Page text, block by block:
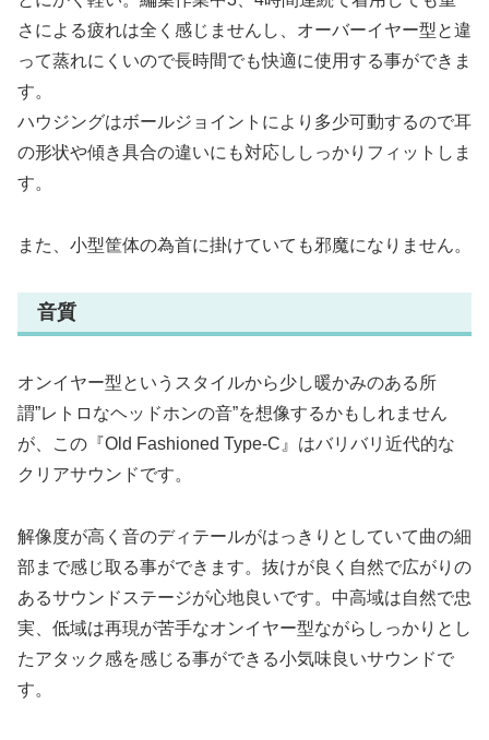
さによる疲れは全く感じませんし、オーバーイヤー型と違
って蒸れにくいので長時間でも快適に使用する事ができま
す。
ハウジングはボールジョイントにより多少可動するので耳
の形状や傾き具合の違いにも対応ししっかりフィットしま
す。
また、小型筐体の為首に掛けていても邪魔になりません。
音質
オンイヤー型というスタイルから少し暖かみのある所
謂”レトロなヘッドホンの音”を想像するかもしれません
が、この『Old Fashioned Type-C』はバリバリ近代的な
クリアサウンドです。
解像度が高く音のディテールがはっきりとしていて曲の細
部まで感じ取る事ができます。抜けが良く自然で広がりの
あるサウンドステージが心地良いです。中高域は自然で忠
実、低域は再現が苦手なオンイヤー型ながらしっかりとし
たアタック感を感じる事ができる小気味良いサウンドで
す。